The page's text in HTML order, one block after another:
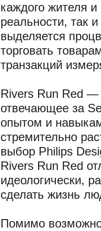
каждого жителя и
реальности, так
выделяется
торговать
транзакций
Rivers Run Red —
отвечающее за
опытом и
стремительно
выбор Philips
Rivers Run Red
идеологически,
сделать жизнь
Помимо